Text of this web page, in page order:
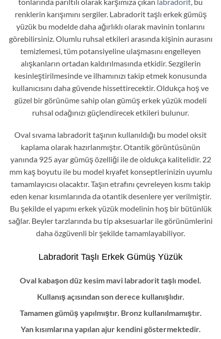
renklerin karışımını sergiler. Labradorit taşlı erkek gümüş
yüzük bu modelde daha ağırlıklı olarak mavinin tonlarını
görebilirsiniz. Olumlu ruhsal etkileri arasında kişinin aurasını
temizlemesi, tüm potansiyeline ulaşmasını engelleyen
alışkanların ortadan kaldırılmasında etkidir. Sezgilerin
kesinleştirilmesinde ve ilhamınızı takip etmek konusunda
kullanıcısını daha güvende hissettirecektir. Oldukça hoş ve
güzel bir görünüme sahip olan gümüş erkek yüzük modeli
ruhsal odağınızı güçlendirecek etkileri bulunur.
Oval sıvama labradorit taşının kullanıldığı bu model oksit
kaplama olarak hazırlanmıştır. Otantik görüntüsünün
yanında 925 ayar gümüş özelliği ile de oldukça kalitelidir. 22
mm kaş boyutu ile bu model kıyafet konseptlerinizin uyumlu
tamamlayıcısı olacaktır. Taşın etrafını çevreleyen kısmı takip
eden kenar kısımlarında da otantik desenlere yer verilmiştir.
Bu şekilde el yapımı erkek yüzük modelinin hoş bir bütünlük
sağlar. Beyler tarzlarında bu tip aksesuarlar ile görünümlerini
daha özgüvenli bir şekilde tamamlayabiliyor.
Labradorit Taşlı Erkek Gümüş Yüzük
Oval kabaşon düz kesim mavi labradorit taşlı model.
Kullanış açısından son derece kullanışlıdır.
Tamamen gümüş yapılmıştır. Bronz kullanılmamıştır.
Yan kısımlarına yapılan ajur kendini göstermektedir.